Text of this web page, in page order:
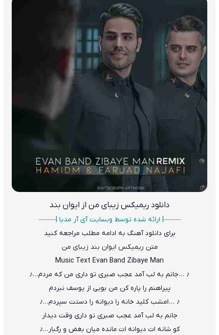
دانلود ریمیکس زیبای من از ایوان بند
——–| ارائه شده توسط وبسایت آی آر مدیا |—–—
برای دانلود آهنگ به ادامه مطلب مراجعه کنید
متن ریمیکس ایوان بند زیبای من
Music Text Evan Band Zibaye Man
♪ … جانم به لب آمد عجب صبری تو داری من که مردم…♪
پیراهنم را پاره کن من بویی از یوسف نبردم
♪ … امشب کلید خانه را دیوانه را دستت سپردم…♪
جانم به لب آمد عجب صبری تو داری وقت دیدار
کو شانه ات دیوانه ات مانده میان بغض و رگبار…♪